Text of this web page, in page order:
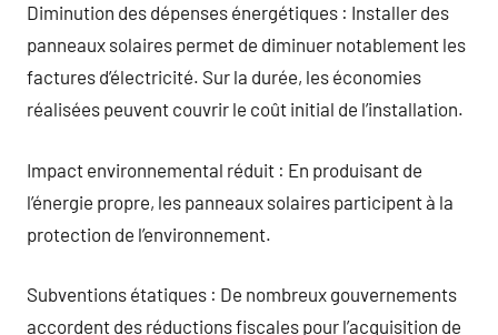
Diminution des dépenses énergétiques : Installer des
panneaux solaires permet de diminuer notablement les
factures d’électricité. Sur la durée, les économies
réalisées peuvent couvrir le coût initial de l’installation.
Impact environnemental réduit : En produisant de
l’énergie propre, les panneaux solaires participent à la
protection de l’environnement.
Subventions étatiques : De nombreux gouvernements
accordent des réductions fiscales pour l’acquisition de